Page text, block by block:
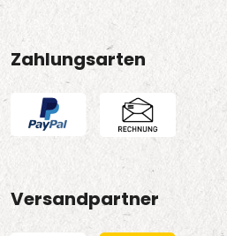
Zahlungsarten
Versandpartner